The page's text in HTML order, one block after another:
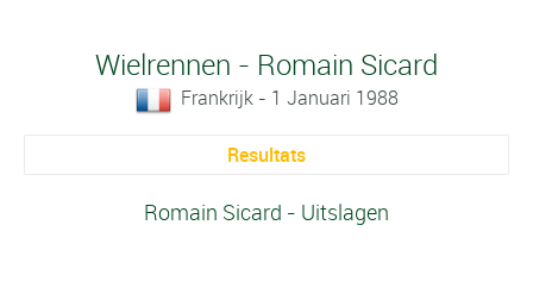
Wielrennen - Romain Sicard
Frankrijk - 1 Januari 1988
Resultats
Romain Sicard - Uitslagen